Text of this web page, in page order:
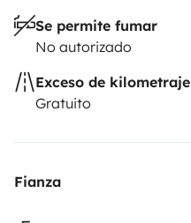
Se permite fumar
No autorizado
Exceso de kilometraje
Gratuito
Fianza